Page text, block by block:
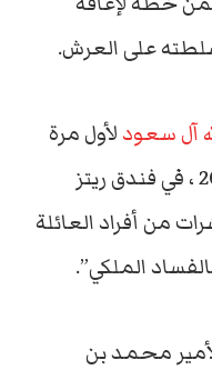
على العرش.
آل سعودلأول مرة
في 4 نوفمبر / تشرين الثاني 2017 ، في فندق ريتز
من أفراد العائلة
الملكي”.
محمد بن